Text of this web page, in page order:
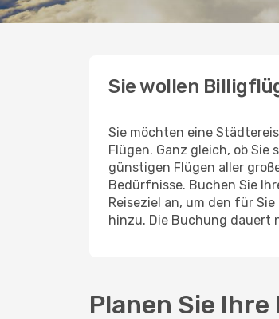
Sie wollen
Sie möchten eine
Flügen. Ganz gleich, ob
günstigen Flügen aller
Bedürfnisse. Buchen Sie
Reiseziel an, um den für
hinzu. Die Buchung dauert
Planen Sie Ihre